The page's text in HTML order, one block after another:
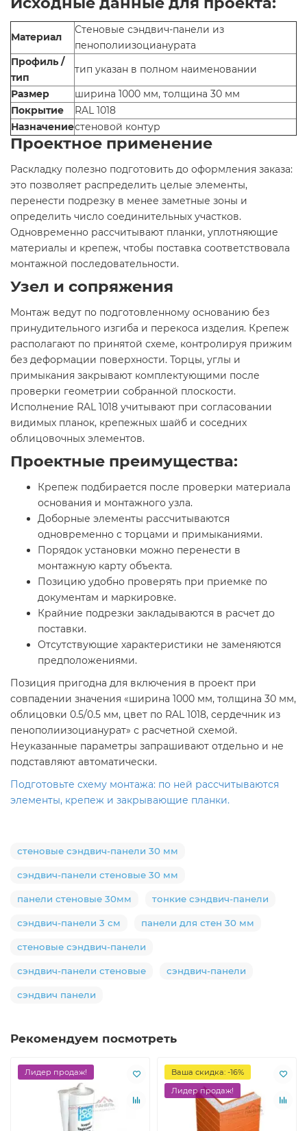
Материал
Стеновые сэндвич-панели из
пенополиизоцианурата
Профиль /
тип
тип указан в полном наименовании
Размер
ширина 1000 мм, толщина 30 мм
Покрытие
RAL 1018
Назначениестеновой контур
Проектное применение
Раскладку полезно подготовить до оформления заказа:
это позволяет распределить целые элементы,
перенести подрезку в менее заметные зоны и
определить число соединительных участков.
Одновременно рассчитывают планки, уплотняющие
материалы и крепеж, чтобы поставка соответствовала
монтажной последовательности.
Узел и сопряжения
Монтаж ведут по подготовленному основанию без
принудительного изгиба и перекоса изделия. Крепеж
располагают по принятой схеме, контролируя прижим
без деформации поверхности. Торцы, углы и
примыкания закрывают комплектующими после
проверки геометрии собранной плоскости.
Исполнение RAL 1018 учитывают при согласовании
видимых планок, крепежных шайб и соседних
облицовочных элементов.
Проектные преимущества:
Крепеж подбирается после проверки материала
основания и монтажного узла.
Доборные элементы рассчитываются
одновременно с торцами и примыканиями.
Порядок установки можно перенести в
монтажную карту объекта.
Позицию удобно проверять при приемке по
документам и маркировке.
Крайние подрезки закладываются в расчет до
поставки.
Отсутствующие характеристики не заменяются
предположениями.
Позиция пригодна для включения в проект при
совпадении значения «ширина 1000 мм, толщина 30 мм,
облицовки 0.5/0.5 мм, цвет по RAL 1018, сердечник из
пенополиизоцианурат» с расчетной схемой.
Неуказанные параметры запрашивают отдельно и не
подставляют автоматически.
Подготовьте схему монтажа: по ней рассчитываются
элементы, крепеж и закрывающие планки.
стеновые сэндвич-панели 30 мм
сэндвич-панели стеновые 30 мм
панели стеновые 30мм тонкие сэндвич-панели
сэндвич-панели 3 см панели для стен 30 мм
стеновые сэндвич-панели
сэндвич-панели стеновые сэндвич-панели
сэндвич панели
Рекомендуем посмотреть
Лидер продаж!
Ваша скидка: -16%
Лидер продаж!